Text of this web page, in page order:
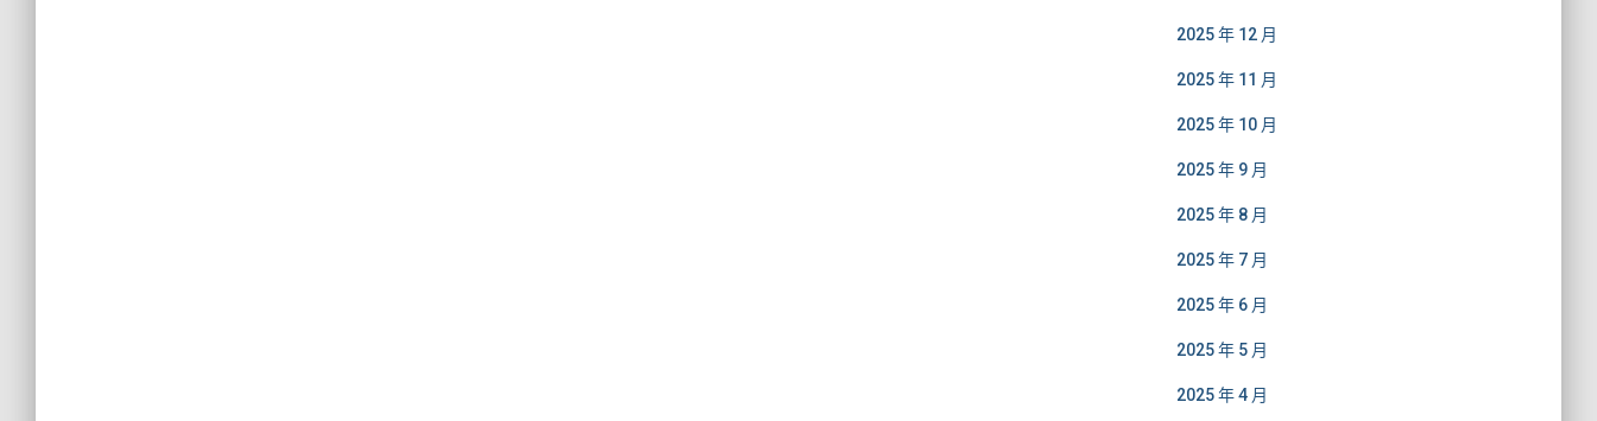
2025 年 12 月
2025 年 11 月
2025 年 10 月
2025 年 9 月
2025 年 8 月
2025 年 7 月
2025 年 6 月
2025 年 5 月
2025 年 4 月